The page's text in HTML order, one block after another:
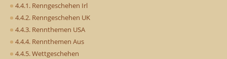
4.4.1. Renngeschehen Irl
4.4.2. Renngeschehen UK
4.4.3. Rennthemen USA
4.4.4. Rennthemen Aus
4.4.5. Wettgeschehen